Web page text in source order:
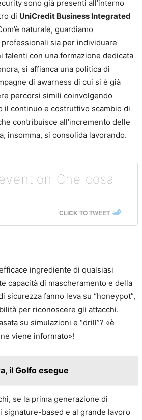
sono già presenti all’interno
di UniCredit Business Integrated
naturale, guardiamo
sia per individuare
con una formazione dedicata
si affianca una politica di
di awarness di cui si è già
percorsi simili coinvolgendo
il continuo e costruttivo scambio di
contribuisce all’incremento delle
insomma, si consolida lavorando.
Che cosa
CLICK TO TWEET
ingrediente di qualsiasi
capacità di mascheramento e della
fanno leva su “honeypot”,
per riconoscere gli attacchi.
su simulazioni e “drill”? «è
viene informato»!
il Golfo esegue
se la prima generazione di
signature-based e al grande lavoro